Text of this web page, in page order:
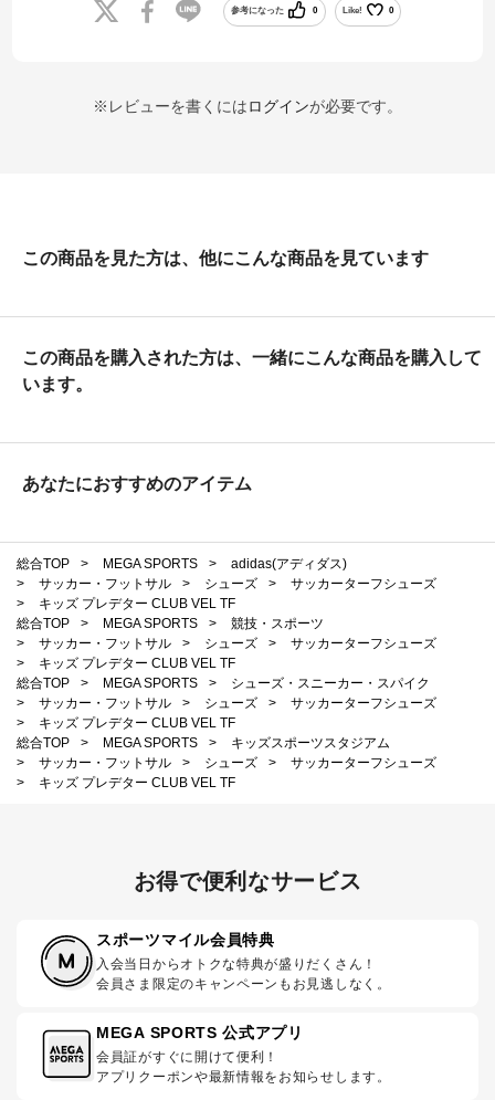
参考になった 0 Like! 0
※レビューを書くにはログインが必要です。
この商品を見た方は、他にこんな商品を見ています
この商品を購入された方は、一緒にこんな商品を購入して
います。
あなたにおすすめのアイテム
総合TOP > MEGA SPORTS >
adidas(アディダス)
>
サッカー・フットサル > シューズ >
サッカーターフシューズ
>
キッズ プレデター CLUB VEL TF
総合TOP
> MEGA SPORTS >
競技・スポーツ
>
サッカー・フットサル > シューズ >
サッカーターフシューズ
>
キッズ プレデター CLUB VEL TF
総合TOP
> MEGA SPORTS >
シューズ・スニーカー・スパイク
>
サッカー・フットサル > シューズ >
サッカーターフシューズ
>
キッズ プレデター CLUB VEL TF
総合TOP
> MEGA SPORTS >
キッズスポーツスタジアム
>
サッカー・フットサル > シューズ >
サッカーターフシューズ
>
キッズ プレデター CLUB VEL TF
お得で便利なサービス
スポーツマイル会員特典
入会当日からオトクな特典が盛りだくさん！
会員さま限定のキャンペーンもお見逃しなく。
MEGA SPORTS 公式アプリ
会員証がすぐに開けて便利！
アプリクーポンや最新情報をお知らせします。